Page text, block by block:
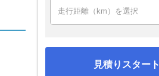
見積りスタート